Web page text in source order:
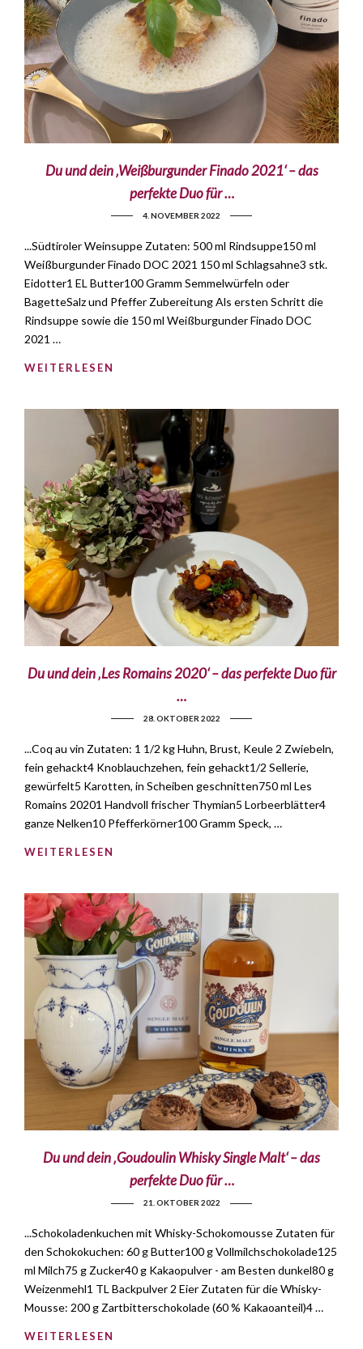
Du und dein ‚Weißburgunder Finado 2021‘ – das
perfekte Duo für …
4. NOVEMBER 2022
...Südtiroler Weinsuppe Zutaten: 500 ml Rindsuppe150 ml
Weißburgunder Finado DOC 2021 150 ml Schlagsahne3 stk.
Eidotter1 EL Butter100 Gramm Semmelwürfeln oder
BagetteSalz und Pfeffer Zubereitung Als ersten Schritt die
Rindsuppe sowie die 150 ml Weißburgunder Finado DOC
2021 …
WEITERLESEN
Du und dein ‚Les Romains 2020‘ – das perfekte Duo für
…
28. OKTOBER 2022
...Coq au vin Zutaten: 1 1/2 kg Huhn, Brust, Keule 2 Zwiebeln,
fein gehackt4 Knoblauchzehen, fein gehackt1/2 Sellerie,
gewürfelt5 Karotten, in Scheiben geschnitten750 ml Les
Romains 20201 Handvoll frischer Thymian5 Lorbeerblätter4
ganze Nelken10 Pfefferkörner100 Gramm Speck, …
WEITERLESEN
Du und dein ‚Goudoulin Whisky Single Malt‘ – das
perfekte Duo für …
21. OKTOBER 2022
...Schokoladenkuchen mit Whisky-Schokomousse Zutaten für
den Schokokuchen: 60 g Butter100 g Vollmilchschokolade125
ml Milch75 g Zucker40 g Kakaopulver - am Besten dunkel80 g
Weizenmehl1 TL Backpulver 2 Eier Zutaten für die Whisky-
Mousse: 200 g Zartbitterschokolade (60 % Kakaoanteil)4 …
WEITERLESEN